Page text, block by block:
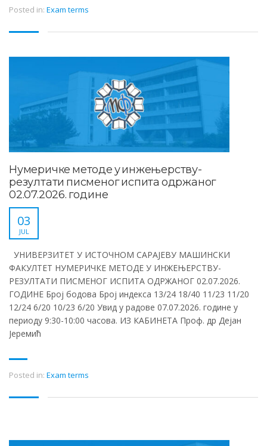
Posted in: Exam terms
Нумеричке методе у инжењерству-
резултати писменог испита одржаног
02.07.2026. године
03
JUL
УНИВЕРЗИТЕТ У ИСТОЧНОМ САРАЈЕВУ МАШИНСКИ
ФАКУЛТЕТ НУМЕРИЧКЕ МЕТОДЕ У ИНЖЕЊЕРСТВУ-
РЕЗУЛТАТИ ПИСМЕНОГ ИСПИТА ОДРЖАНОГ 02.07.2026.
ГОДИНЕ Број бодова Број индекса 13/24 18/40 11/23 11/20
12/24 6/20 10/23 6/20 Увид у радове 07.07.2026. године у
периоду 9:30-10:00 часова. ИЗ КАБИНЕТА Проф. др Дејан
Јеремић
Posted in: Exam terms